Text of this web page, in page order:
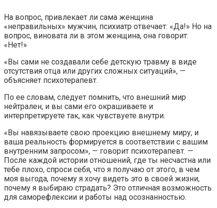
На вопрос, привлекает ли сама женщина
«неправильных» мужчин, психиатр отвечает: «Да!» Но на
вопрос, виновата ли в этом женщина, она говорит:
«Нет!»
«Вы сами не создавали себе детскую травму в виде
отсутствия отца или других сложных ситуаций», —
объясняет психотерапевт.
По ее словам, следует помнить, что внешний мир
нейтрален, и вы сами его окрашиваете и
интерпретируете так, как чувствуете внутри.
«Вы навязываете свою проекцию внешнему миру, и
ваша реальность формируется в соответствии с вашим
внутренним запросом», — говорит психотерапевт. —
После каждой истории отношений, где ты несчастна или
тебе плохо, спроси себя, что я получаю от этого, в чем
моя выгода, почему я хочу видеть это в своей жизни,
почему я выбираю страдать? Это отличная возможность
для саморефлексии и работы над осознанностью.